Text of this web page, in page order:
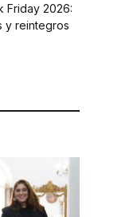
Friday 2026:
y reintegros